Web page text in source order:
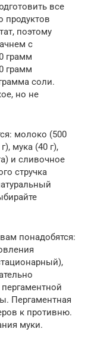
все
продуктов
поэтому
с
грамм
грамм
соли.
но не
молоко (500
мука (40 г),
и сливочное
стручка
понадобятся:
Пергаментная
к противню.
муки.